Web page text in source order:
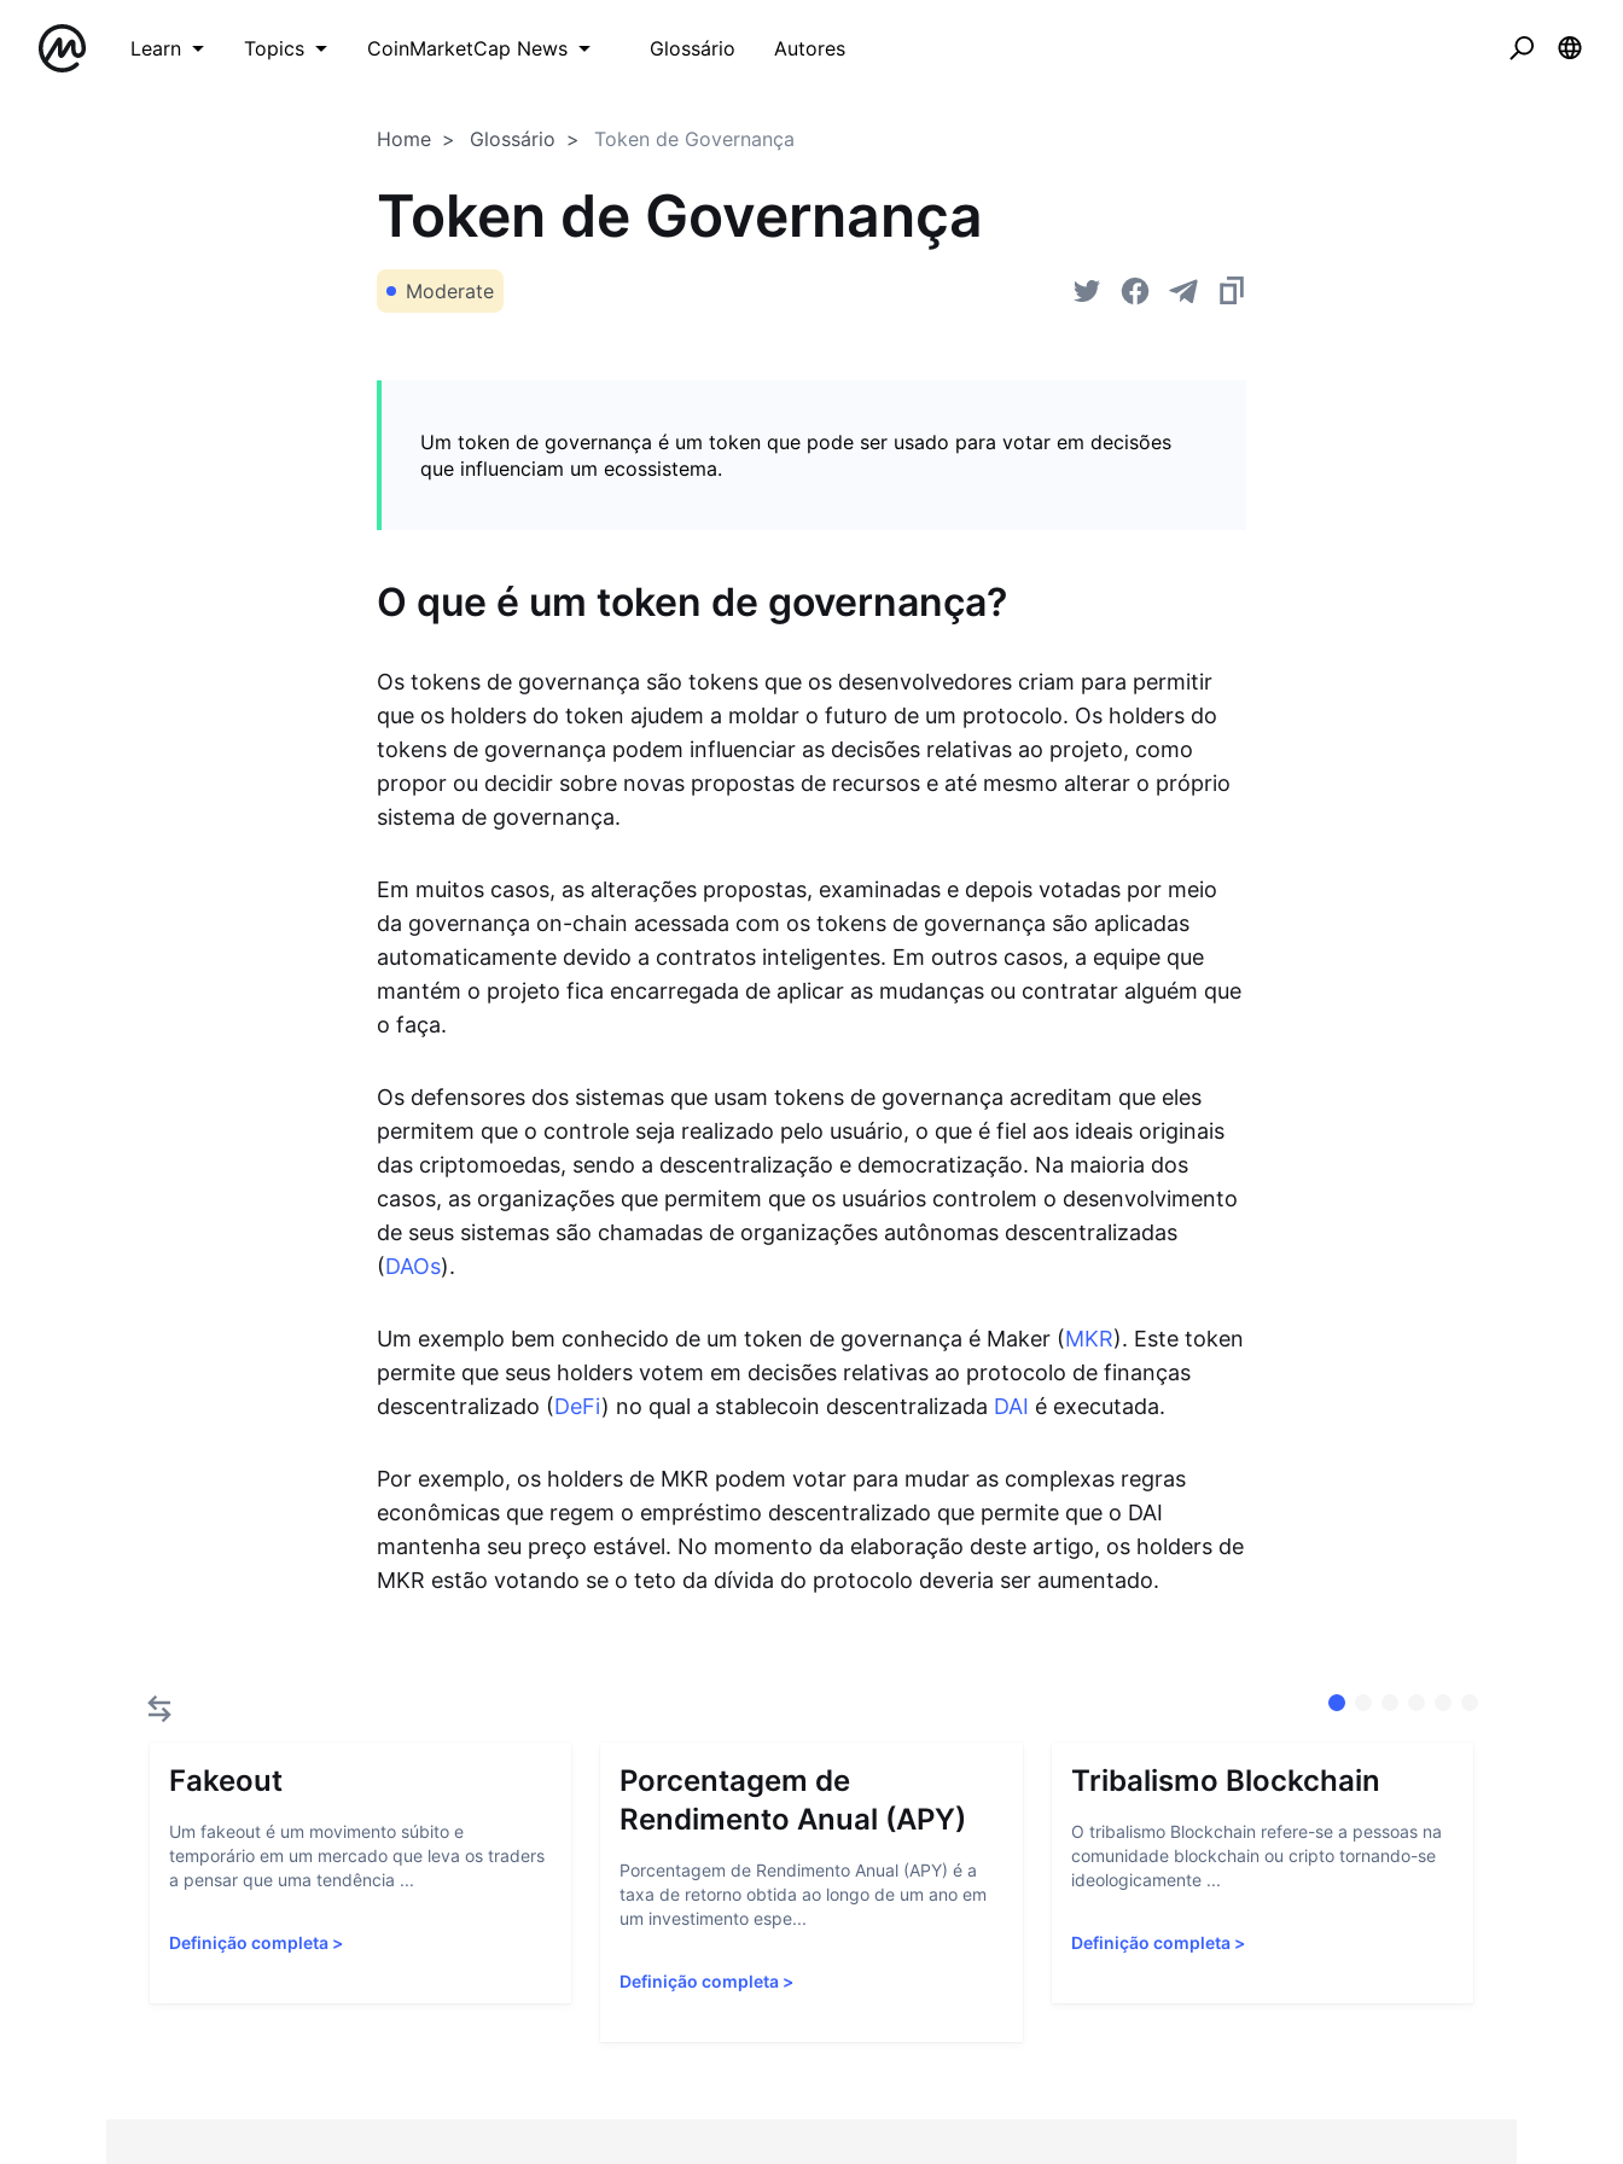
Learn Topics CoinMarketCap News Glossário Autores
Home Glossário Token de Governança
Token de Governança
Moderate
Um token de governança é um token que pode ser usado para votar em decisões
que influenciam um ecossistema.
O que é um token de governança?
Os tokens de governança são tokens que os desenvolvedores criam para permitir
que os holders do token ajudem a moldar o futuro de um protocolo. Os holders do
tokens de governança podem influenciar as decisões relativas ao projeto, como
propor ou decidir sobre novas propostas de recursos e até mesmo alterar o próprio
sistema de governança.
Em muitos casos, as alterações propostas, examinadas e depois votadas por meio
da governança on-chain acessada com os tokens de governança são aplicadas
automaticamente devido a contratos inteligentes. Em outros casos, a equipe que
mantém o projeto fica encarregada de aplicar as mudanças ou contratar alguém que
o faça.
Os defensores dos sistemas que usam tokens de governança acreditam que eles
permitem que o controle seja realizado pelo usuário, o que é fiel aos ideais originais
das criptomoedas, sendo a descentralização e democratização. Na maioria dos
casos, as organizações que permitem que os usuários controlem o desenvolvimento
de seus sistemas são chamadas de organizações autônomas descentralizadas
(DAOs).
Um exemplo bem conhecido de um token de governança é Maker (MKR). Este token
permite que seus holders votem em decisões relativas ao protocolo de finanças
descentralizado (DeFi) no qual a stablecoin descentralizada DAI é executada.
Por exemplo, os holders de MKR podem votar para mudar as complexas regras
econômicas que regem o empréstimo descentralizado que permite que o DAI
mantenha seu preço estável. No momento da elaboração deste artigo, os holders de
MKR estão votando se o teto da dívida do protocolo deveria ser aumentado.
Fakeout
Um fakeout é um movimento súbito e
temporário em um mercado que leva os traders
a pensar que uma tendência ...
Definição completa >
Porcentagem de
Rendimento Anual (APY)
Porcentagem de Rendimento Anual (APY) é a
taxa de retorno obtida ao longo de um ano em
um investimento espe...
Definição completa >
Tribalismo Blockchain
O tribalismo Blockchain refere-se a pessoas na
comunidade blockchain ou cripto tornando-se
ideologicamente ...
Definição completa>